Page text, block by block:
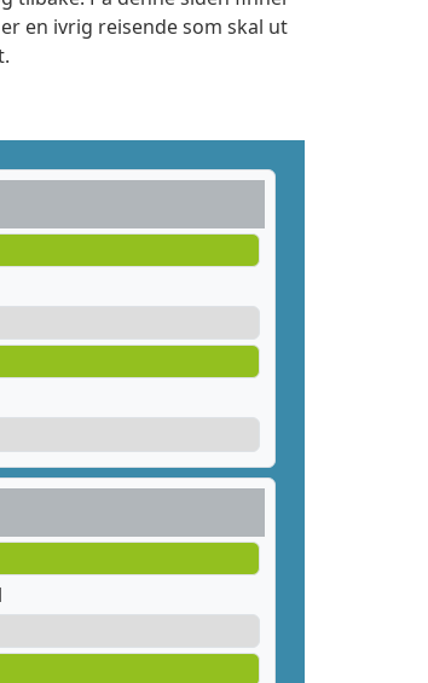
en ivrig reisende som skal ut